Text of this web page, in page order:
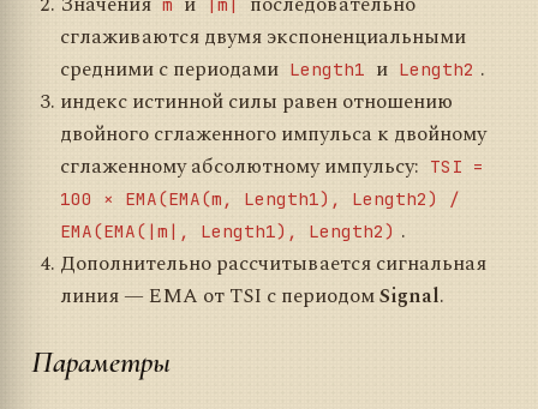
сглаживаются двумя экспоненциальными
средними с периодами Length1 и Length2 .
индекс истинной силы равен отношению
двойного сглаженного импульса к двойному
сглаженному абсолютному импульсу: TSI =
100 × EMA(EMA(m, Length1), Length2) /
EMA(EMA(|m|, Length1), Length2) .
Дополнительно рассчитывается сигнальная
линия — EMA от TSI с периодомSignal.
Параметры